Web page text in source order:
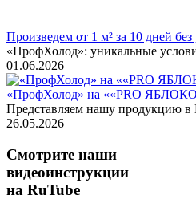
Произведем от 1 м² за 10 дней
«ПрофХолод»: уникальные
01.06.2026
«ПрофХолод» на ««PRO
Представляем нашу продукцию
26.05.2026
Смотрите наши
видеоинструкции
на RuTube